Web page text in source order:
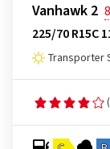
Vanhawk 2 8
225/70 R15C
Transporter